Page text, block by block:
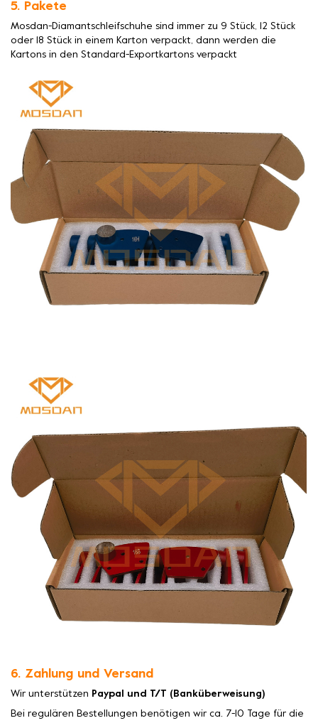
5. Pakete
Mosdan-Diamantschleifschuhe sind immer zu 9 Stück, 12 Stück
oder 18 Stück in einem Karton verpackt, dann werden die
Kartons in den Standard-Exportkartons verpackt
6. Zahlung und Versand
Wir unterstützen Paypal und T/T (Banküberweisung)
Bei regulären Bestellungen benötigen wir ca. 7-10 Tage für die